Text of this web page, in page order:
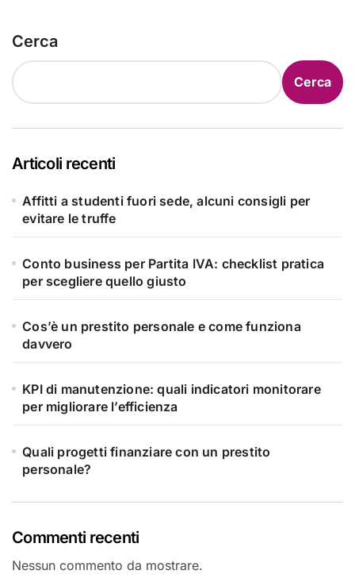
Cerca
Cerca
Articoli recenti
Affitti a studenti fuori sede, alcuni consigli per
evitare le truffe
Conto business per Partita IVA: checklist pratica
per scegliere quello giusto
Cos’è un prestito personale e come funziona
davvero
KPI di manutenzione: quali indicatori monitorare
per migliorare l’efficienza
Quali progetti finanziare con un prestito
personale?
Commenti recenti
Nessun commento da mostrare.